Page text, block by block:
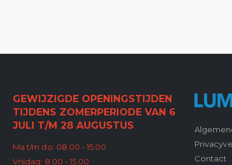
GEWIJZIGDE OPENINGSTIJDEN
TIJDENS ZOMERPERIODE VAN 6
JULI T/M 28 AUGUSTUS
Ma t/m do: 08.00 - 15.00
Vrijdag: 8.00 - 15.00
Contact